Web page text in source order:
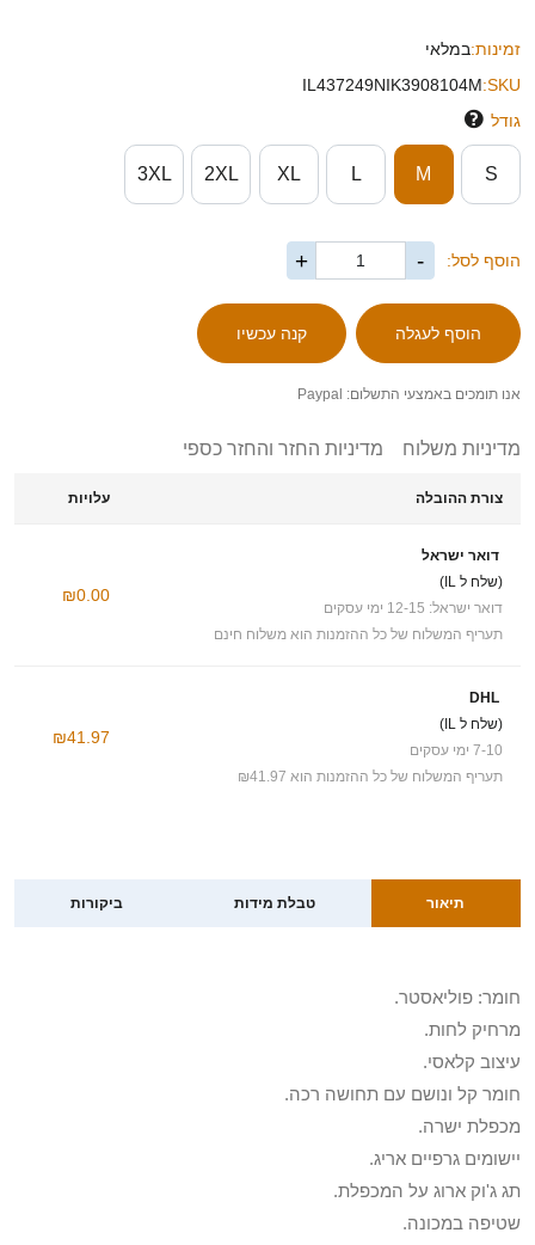
זמינות:במלאי
SKU:
IL437249NIK3908104M
גודל
S
M
L
XL
2XL
3XL
הוסף לסל: -
+
אנו תומכים באמצעי התשלום: Paypal
מדיניות משלוח מדיניות החזר והחזר כספי
צורת ההובלה עלויות
דואר ישראל
(שלח ל IL)
דואר ישראל: 12-15 ימי עסקים
תעריף המשלוח של כל ההזמנות הוא משלוח חינם
₪0.00
DHL
(שלח ל IL)
7-10 ימי עסקים
תעריף המשלוח של כל ההזמנות הוא ₪41.97
₪41.97
תיאור טבלת מידות ביקורות
חומר: פוליאסטר.
מרחיק לחות.
עיצוב קלאסי.
חומר קל ונושם עם תחושה רכה.
מכפלת ישרה.
יישומים גרפיים אריג.
תג ג'וק ארוג על המכפלת.
שטיפה במכונה.